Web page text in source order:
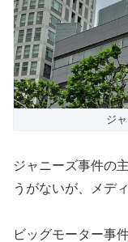
ジ
ジャニーズ事件の
うがないが、メデ
ビッグモーター事